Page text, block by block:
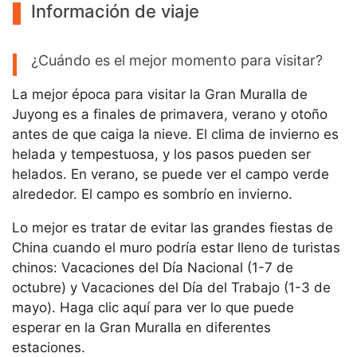
Información de viaje
¿Cuándo es el mejor momento para visitar?
La mejor época para visitar la Gran Muralla de
Juyong es a finales de primavera, verano y otoño
antes de que caiga la nieve. El clima de invierno es
helada y tempestuosa, y los pasos pueden ser
helados. En verano, se puede ver el campo verde
alrededor. El campo es sombrío en invierno.
Lo mejor es tratar de evitar las grandes fiestas de
China cuando el muro podría estar lleno de turistas
chinos: Vacaciones del Día Nacional (1-7 de
octubre) y Vacaciones del Día del Trabajo (1-3 de
mayo). Haga clic aquí para ver lo que puede
esperar en la Gran Muralla en diferentes
estaciones.